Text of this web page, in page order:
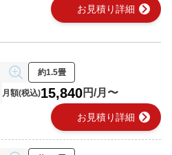
お見積り詳細 chevron_right
約1.5畳
月額(税込)15,840円/月〜
お見積り詳細 chevron_right